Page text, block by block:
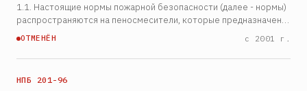
1.1. Настоящие нормы пожарной безопасности (далее - нормы)
распространяются на пеносмесители, которые предназначены
для получения водного раствора пенообразователя,
ОТМЕНЁН с 2001 г.
НПБ 201-96